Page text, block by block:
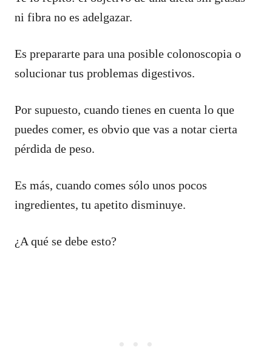
ni fibra no es adelgazar.
Es prepararte para una posible colonoscopia o
solucionar tus problemas digestivos.
Por supuesto, cuando tienes en cuenta lo que
puedes comer, es obvio que vas a notar cierta
pérdida de peso.
Es más, cuando comes sólo unos pocos
ingredientes, tu apetito disminuye.
¿A qué se debe esto?